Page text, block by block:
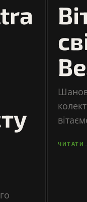
Шановні
ЧИТАТИ